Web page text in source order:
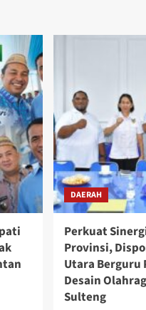
DAERAH
Perkuat
Provinsi,
Utara Berguru
Desain
Sulteng